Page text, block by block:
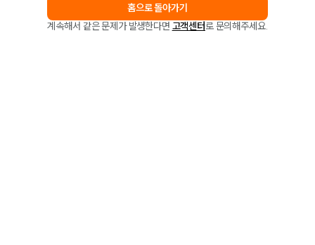
홈으로 돌아가기
계속해서 같은 문제가 발생한다면 고객센터로 문의해주세요.